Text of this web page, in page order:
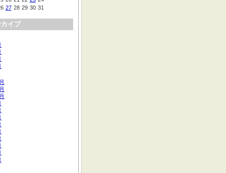
27 28 29 30 31
イブ